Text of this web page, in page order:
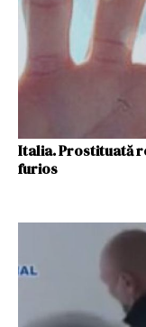
Italia. Prostituată
furios